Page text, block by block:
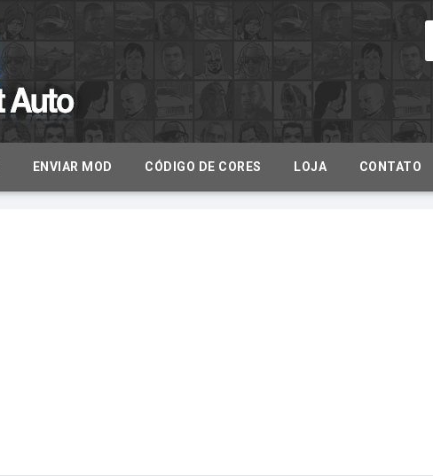
ENVIAR MOD CÓDIGO DE CORES LOJA CONTATO